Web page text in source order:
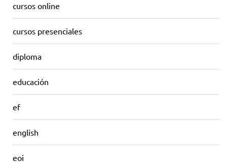
cursos online
cursos presenciales
diploma
educación
ef
english
eoi